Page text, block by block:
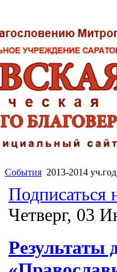
События 2013-2014 уч.год
Подписаться
Четверг, 03
Результаты